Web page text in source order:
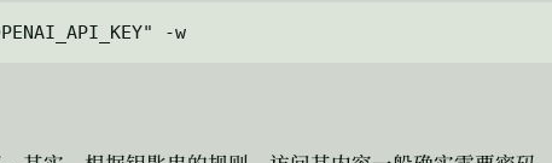
security find-generic-password -s "OPENAI_API_KEY" -w